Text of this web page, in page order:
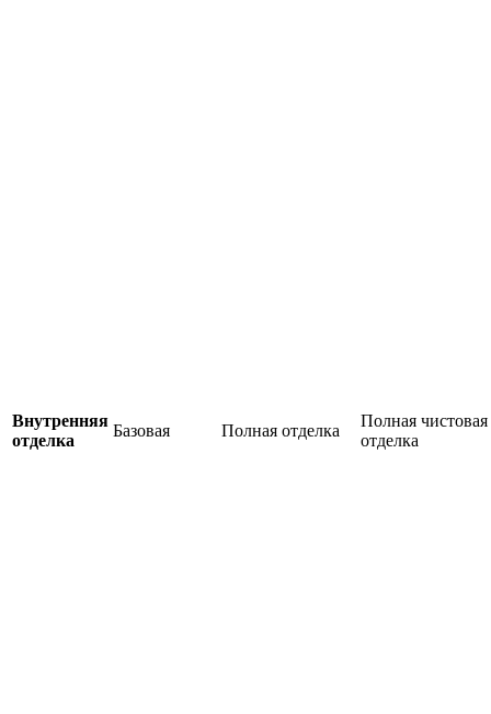
Внутренняя
отделка
Базовая Полная отделка
Полная чистовая
отделка